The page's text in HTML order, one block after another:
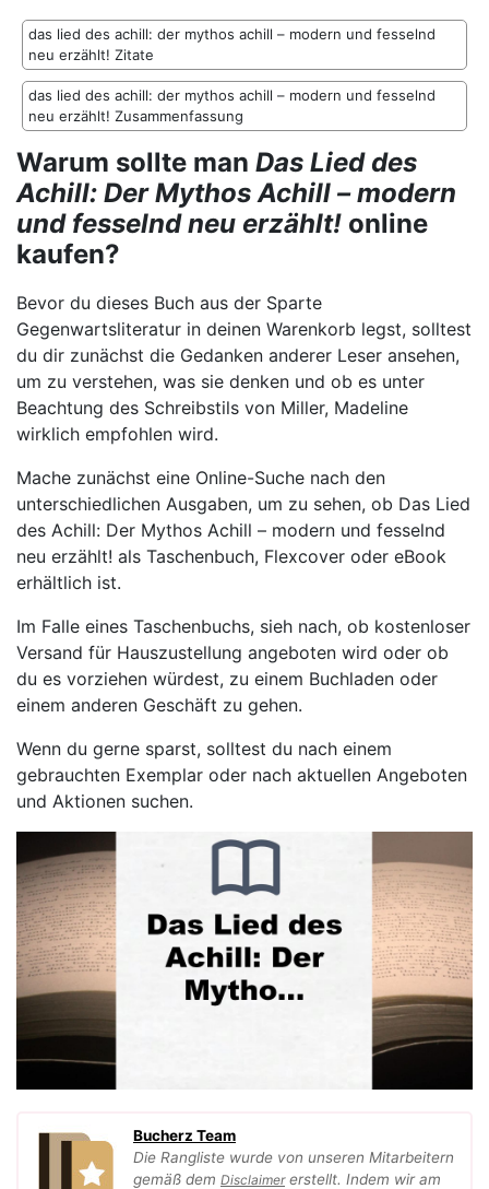
das lied des achill: der mythos achill – modern und fesselnd
neu erzählt! Zitate
das lied des achill: der mythos achill – modern und fesselnd
neu erzählt! Zusammenfassung
Warum sollte man Das Lied des
Achill: Der Mythos Achill – modern
und fesselnd neu erzählt! online
kaufen?
Bevor du dieses Buch aus der Sparte
Gegenwartsliteratur in deinen Warenkorb legst, solltest
du dir zunächst die Gedanken anderer Leser ansehen,
um zu verstehen, was sie denken und ob es unter
Beachtung des Schreibstils von Miller, Madeline
wirklich empfohlen wird.
Mache zunächst eine Online-Suche nach den
unterschiedlichen Ausgaben, um zu sehen, ob Das Lied
des Achill: Der Mythos Achill – modern und fesselnd
neu erzählt! als Taschenbuch, Flexcover oder eBook
erhältlich ist.
Im Falle eines Taschenbuchs, sieh nach, ob kostenloser
Versand für Hauszustellung angeboten wird oder ob
du es vorziehen würdest, zu einem Buchladen oder
einem anderen Geschäft zu gehen.
Wenn du gerne sparst, solltest du nach einem
gebrauchten Exemplar oder nach aktuellen Angeboten
und Aktionen suchen.
Bucherz Team
Die Rangliste wurde von unseren Mitarbeitern
gemäß dem Disclaimererstellt. Indem wir am